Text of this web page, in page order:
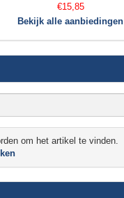
€15,85
Bekijk alle aanbiedingen
om het artikel te vinden.